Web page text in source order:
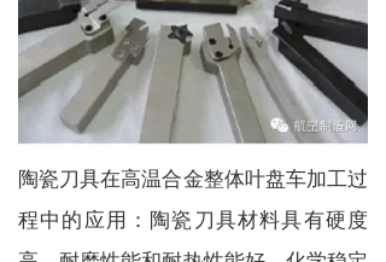
陶瓷刀具在高温合金整体叶盘车加工过
程中的应用：陶瓷刀具材料具有硬度